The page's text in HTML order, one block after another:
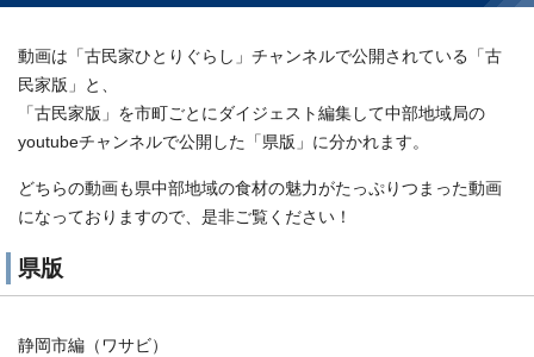
動画は「古民家ひとりぐらし」チャンネルで公開されている「古
民家版」と、
「古民家版」を市町ごとにダイジェスト編集して中部地域局の
youtubeチャンネルで公開した「県版」に分かれます。
どちらの動画も県中部地域の食材の魅力がたっぷりつまった動画
になっておりますので、是非ご覧ください！
県版
静岡市編（ワサビ）